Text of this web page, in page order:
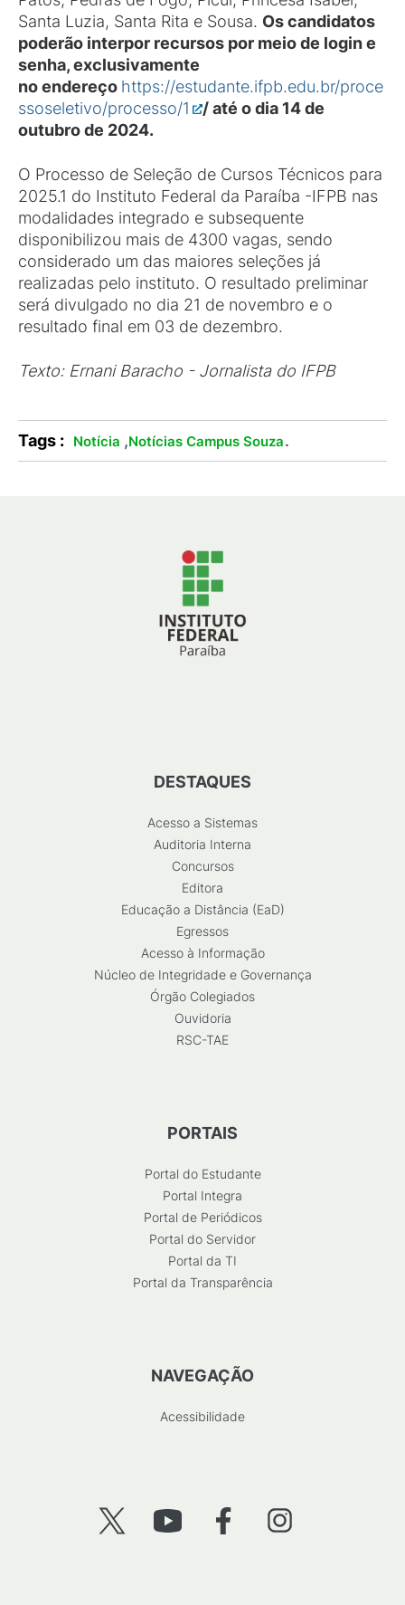
Santa Luzia, Santa Rita e Sousa. Os candidatos
poderão interpor recursos por meio de login e
senha, exclusivamente
no endereço https://estudante.ifpb.edu.br/proce
ssoseletivo/processo/1
/ até o dia 14 de
outubro de 2024.
O Processo de Seleção de Cursos Técnicos para
2025.1 do Instituto Federal da Paraíba -IFPB nas
modalidades integrado e subsequente
disponibilizou mais de 4300 vagas, sendo
considerado um das maiores seleções já
realizadas pelo instituto. O resultado preliminar
será divulgado no dia 21 de novembro e o
resultado final em 03 de dezembro.
Texto: Ernani Baracho - Jornalista do IFPB
Tags : Notícia ,Notícias Campus Souza.
DESTAQUES
Acesso a Sistemas
Auditoria Interna
Concursos
Editora
Educação a Distância (EaD)
Egressos
Acesso à Informação
Núcleo de Integridade e Governança
Órgão Colegiados
Ouvidoria
RSC-TAE
PORTAIS
Portal do Estudante
Portal Integra
Portal de Periódicos
Portal do Servidor
Portal da TI
Portal da Transparência
NAVEGAÇÃO
Acessibilidade